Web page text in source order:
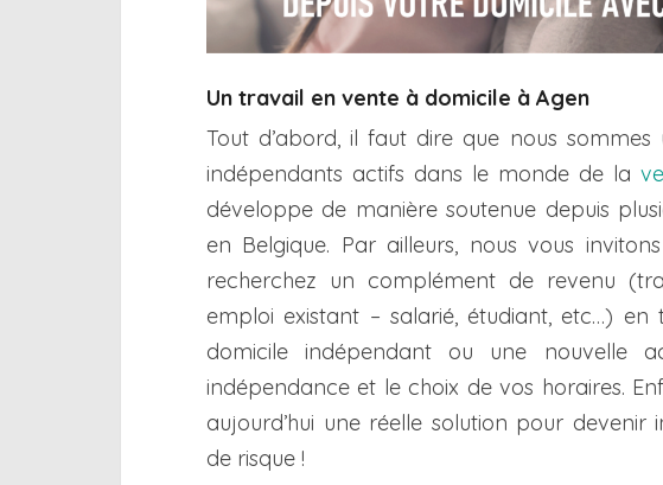
Un travail en vente à domicile à Agen
Tout d’abord, il faut dire que nous
indépendants actifs dans le monde de la
développe de manière soutenue depuis
en Belgique. Par ailleurs, nous vous
recherchez un complément de revenu
emploi existant – salarié, étudiant, etc…)
domicile indépendant ou une nouvelle
indépendance et le choix de vos horaires.
aujourd’hui une réelle solution pour
de risque !